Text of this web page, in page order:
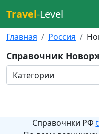
Travel-Level
Главная Россия
Справочник
Справочнки РФ